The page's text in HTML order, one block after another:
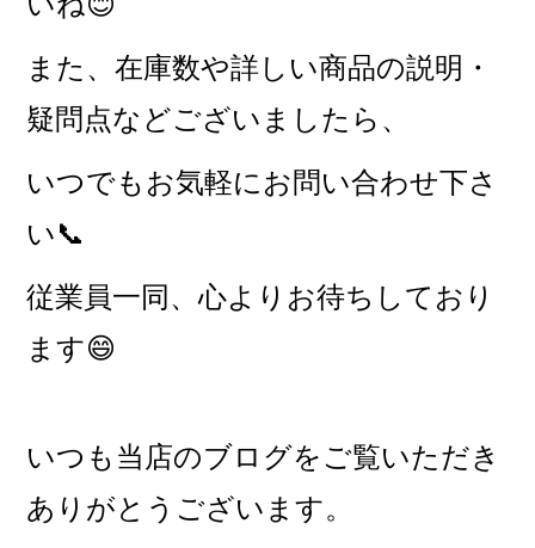
また、在庫数や詳しい商品の説明・
疑問点などございましたら、
いつでもお気軽にお問い合わせ下さ
い📞
従業員一同、心よりお待ちしており
ます😄
いつも当店のブログをご覧いただき
ありがとうございます。